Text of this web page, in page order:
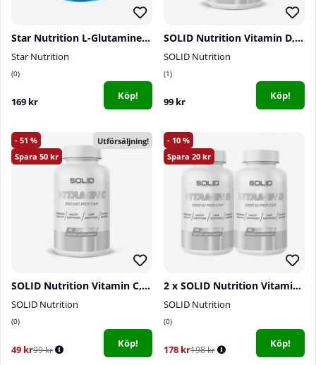
Star Nutrition L-Glutamine, 400 g
Star Nutrition
0
169 kr Köp!
SOLID Nutrition Vitamin D, 90 caps
SOLID Nutrition
1
99 kr Köp!
51
50
Utförsäljning!
SOLID Nutrition Vitamin C, 90 caps
SOLID Nutrition
0
49 kr99 kr
Köp!
10
20
2 x SOLID Nutrition Vitamin D, 90 caps
SOLID Nutrition
0
178 kr198 kr
Köp!